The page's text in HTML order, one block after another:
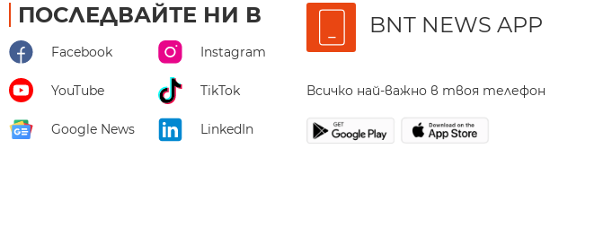
ПОСЛЕДВАЙТЕ НИ В
Facebook Instagram
YouTube TikTok
Google News LinkedIn
BNT NEWS APP
Всичко най-важно в твоя телефон